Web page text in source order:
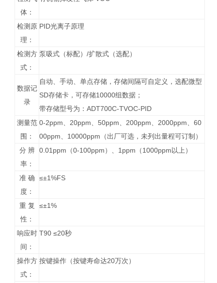
体：
检测原
理：
PID光离子原理
检测方
式：
泵吸式（标配）/扩散式（选配）
数据记
录
自动、手动、单点存储，存储间隔可自定义，选配微型
SD存储卡，可存储10000组数据；
带存储型号为：ADT700C-TVOC-PID
测量范
围：
0-2ppm、20ppm、50ppm、200ppm、2000ppm、60
00ppm、10000ppm（出厂可选，未列出量程可订制）
分 辨
率：
0.01ppm（0-100ppm）、1ppm（1000ppm以上）
准 确
度：
≤±1%FS
重 复
性：
≤±1%
响应时
间：
T90 ≤20秒
操作方
式：
按键操作（按键寿命达20万次）